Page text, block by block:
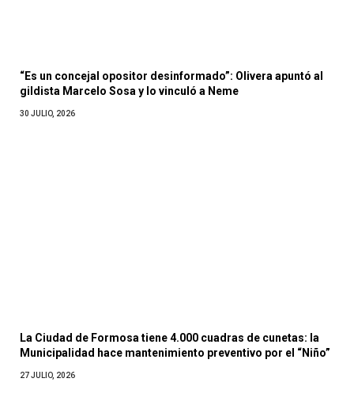
“Es un concejal opositor desinformado”: Olivera apuntó al
gildista Marcelo Sosa y lo vinculó a Neme
30 JULIO, 2026
La Ciudad de Formosa tiene 4.000 cuadras de cunetas: la
Municipalidad hace mantenimiento preventivo por el “Niño”
27 JULIO, 2026